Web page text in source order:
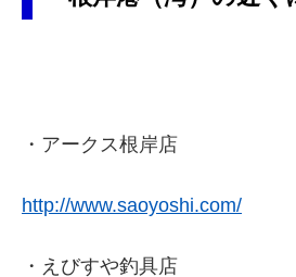
・アークス根岸店
http://www.saoyoshi.com/
・えびすや釣具店